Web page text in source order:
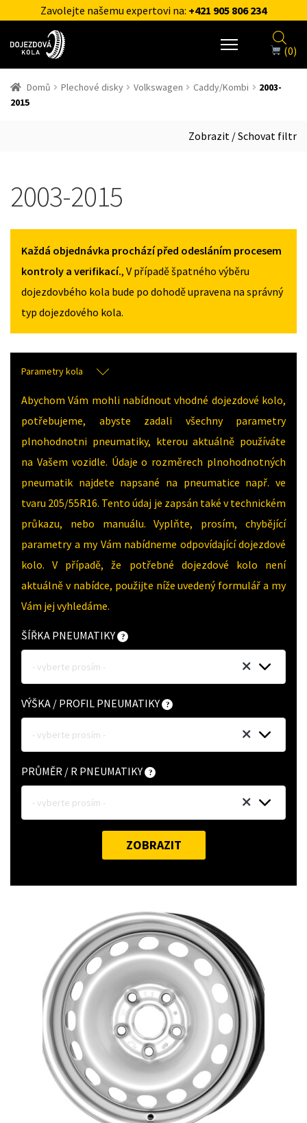
Zavolejte našemu expertovi na: +421 905 806 234
(0)
Domů Plechové disky Volkswagen Caddy/Kombi
2003-
2015
Zobrazit / Schovat filtr
2003-2015
Každá objednávka prochází před odesláním procesem
kontroly a verifikací., V případě špatného výběru
dojezdovbého kola bude po dohodě upravena na správný
typ dojezdového kola.
Parametry kola
Abychom Vám mohli nabídnout vhodné dojezdové kolo,
potřebujeme, abyste zadali všechny parametry
plnohodnotni pneumatiky, kterou aktuálně používáte
na Vašem vozidle. Údaje o rozměrech plnohodnotných
pneumatik najdete napsané na pneumatice např. ve
tvaru 205/55R16. Tento údaj je zapsán také v technickém
průkazu, nebo manuálu. Vyplňte, prosím, chybějící
parametry a my Vám nabídneme odpovídající dojezdové
kolo. V případě, že potřebné dojezdové kolo není
aktuálně v nabídce, použijte níže uvedený formulář a my
Vám jej vyhledáme.
ŠÍŘKA PNEUMATIKY
- vyberte prosím -
VÝŠKA / PROFIL PNEUMATIKY
- vyberte prosím -
PRŮMĚR / R PNEUMATIKY
- vyberte prosím -
ZOBRAZIT